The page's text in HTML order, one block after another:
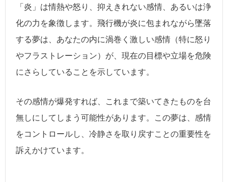
「炎」は情熱や怒り、抑えきれない感情、あるいは浄
化の力を象徴します。飛行機が炎に包まれながら墜落
する夢は、あなたの内に渦巻く激しい感情（特に怒り
やフラストレーション）が、現在の目標や立場を危険
にさらしていることを示しています。
その感情が爆発すれば、これまで築いてきたものを台
無しにしてしまう可能性があります。この夢は、感情
をコントロールし、冷静さを取り戻すことの重要性を
訴えかけています。